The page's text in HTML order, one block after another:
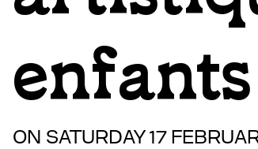
ON SATURDAY 17